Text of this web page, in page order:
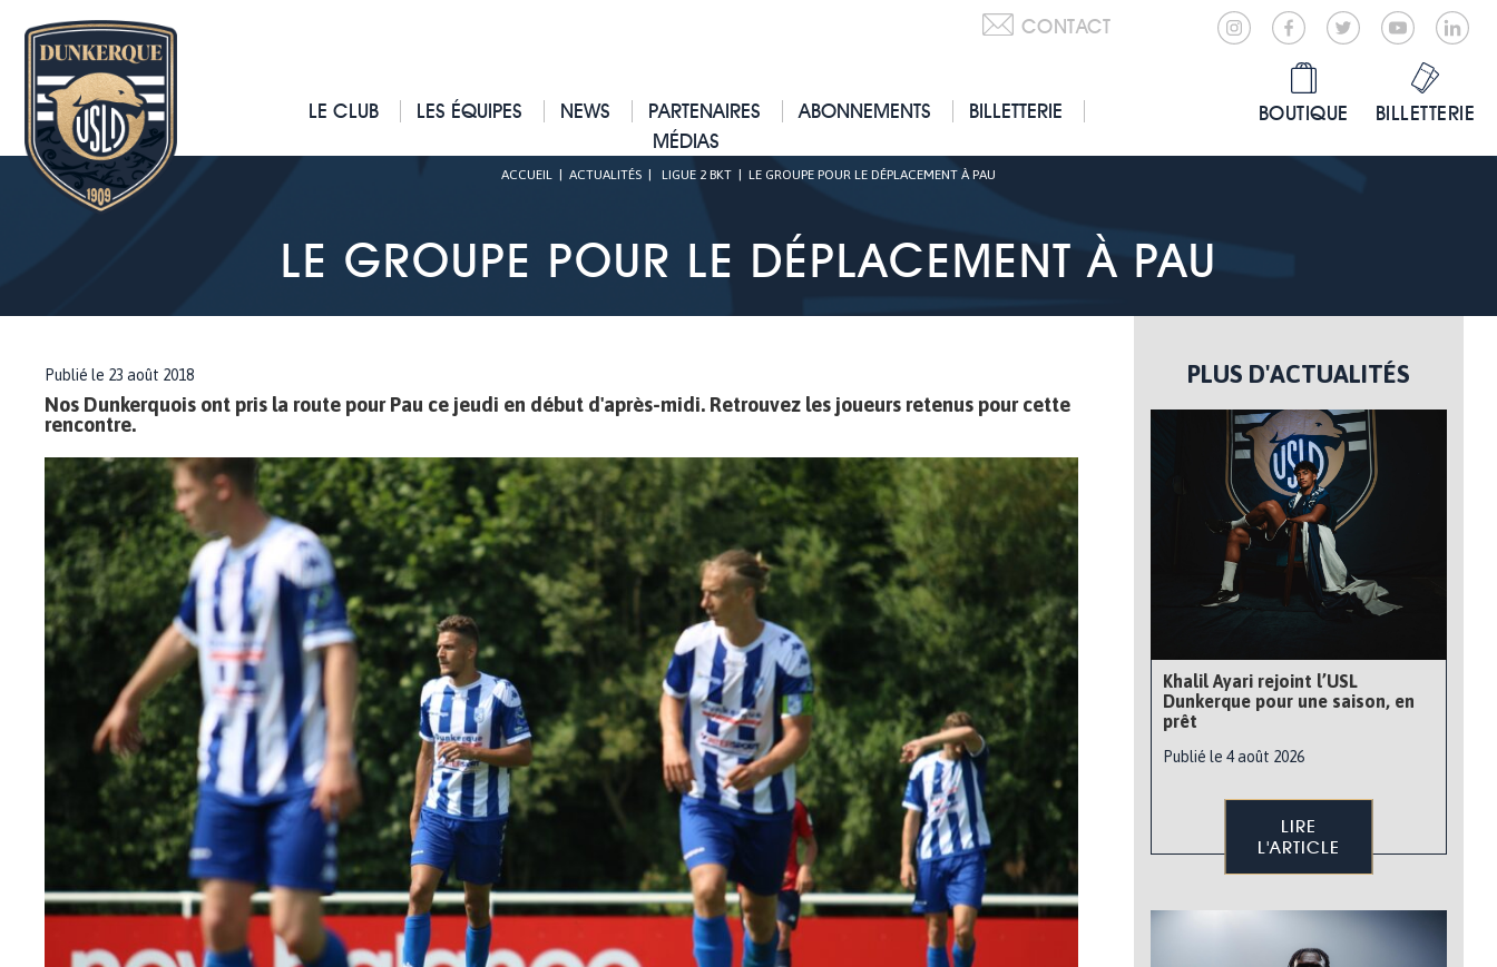
CONTACT
LE CLUB LES ÉQUIPES NEWS PARTENAIRES ABONNEMENTS
BILLETTERIE
MÉDIAS
BOUTIQUE BILLETTERIE
ACCUEIL ACTUALITÉS LIGUE 2 BKT LE GROUPE POUR LE DÉPLACEMENT À PAU
LE GROUPE POUR LE DÉPLACEMENT À PAU
Publié le 23 août 2018
Nos Dunkerquois ont pris la route pour Pau ce jeudi en début d'après-midi. Retrouvez les joueurs retenus pour cette
rencontre.
PLUS D'ACTUALITÉS
Khalil Ayari rejoint l’USL
Dunkerque pour une saison, en
prêt
Publié le 4 août 2026
LIRE
L'ARTICLE